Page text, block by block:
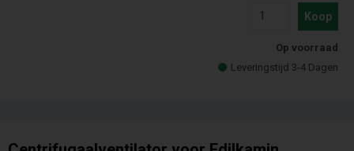
Koop
Op voorraad
Leveringstijd 3-4 Dagen